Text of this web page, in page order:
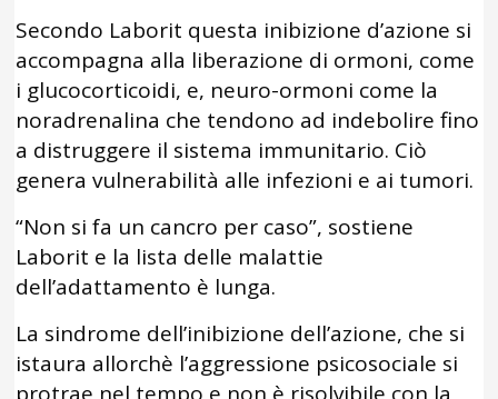
Secondo Laborit questa inibizione d’azione si
accompagna alla liberazione di ormoni, come
i glucocorticoidi, e, neuro-ormoni come la
noradrenalina che tendono ad indebolire fino
a distruggere il sistema immunitario. Ciò
genera vulnerabilità alle infezioni e ai tumori.
“Non si fa un cancro per caso”, sostiene
Laborit e la lista delle malattie
dell’adattamento è lunga.
La sindrome dell’inibizione dell’azione, che si
istaura allorchè l’aggressione psicosociale si